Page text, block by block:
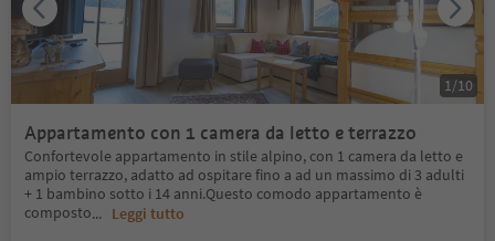
Appartamento con 1 camera da letto e terrazzo
Confortevole appartamento in stile alpino, con 1 camera da letto e
ampio terrazzo, adatto ad ospitare fino a ad un massimo di 3 adulti
+ 1 bambino sotto i 14 anni.Questo comodo appartamento è
composto... Leggi tutto
1/10